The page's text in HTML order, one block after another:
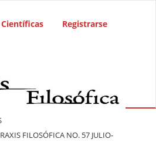
Registrarse
FILOSÓFICA NO. 57 JULIO-